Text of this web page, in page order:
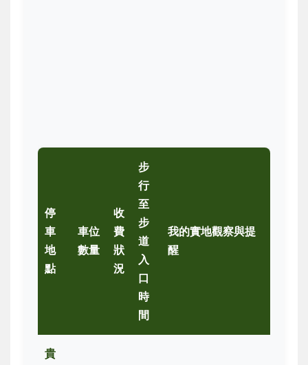
停
車
地
點
車位
數量
收
費
狀
況
步
行
至
步
道
入
口
時
間
我的實地觀察與提
醒
貴